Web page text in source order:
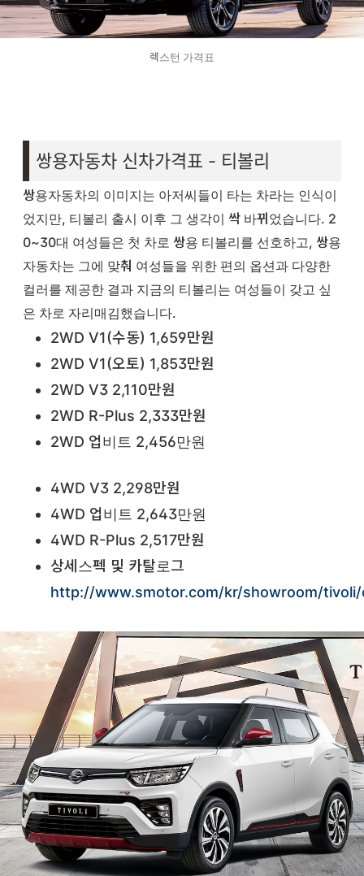
렉스턴 가격표
쌍용자동차 신차가격표 - 티볼리
쌍용자동차의 이미지는 아저씨들이 타는 차라는 인식이
었지만, 티볼리 출시 이후 그 생각이 싹 바뀌었습니다. 2
0~30대 여성들은 첫 차로 쌍용 티볼리를 선호하고, 쌍용
자동차는 그에 맞춰 여성들을 위한 편의 옵션과 다양한
컬러를 제공한 결과 지금의 티볼리는 여성들이 갖고 싶
은 차로 자리매김했습니다.
2WD V1(수동) 1,659만원
2WD V1(오토) 1,853만원
2WD V3 2,110만원
2WD R-Plus 2,333만원
2WD 업비트 2,456만원
4WD V3 2,298만원
4WD 업비트 2,643만원
4WD R-Plus 2,517만원
상세스펙 및 카탈로그
http://www.smotor.com/kr/showroom/